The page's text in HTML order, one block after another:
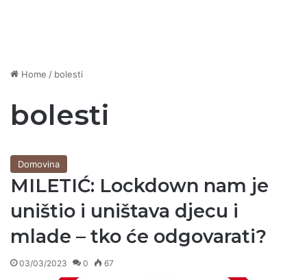
Home / bolesti
bolesti
Domovina
MILETIĆ: Lockdown nam je
uništio i uništava djecu i
mlade – tko će odgovarati?
03/03/2023 0 67